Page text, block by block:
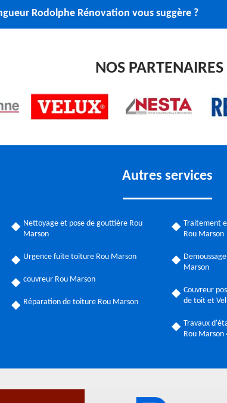
Rodolphe Rénovation vous suggère ?
NOS PARTENAIRES
Autres services
Nettoyage et pose de gouttière Rou
Marson
Urgence fuite toiture Rou Marson
couvreur Rou Marson
Réparation de toiture Rou Marson
Traitement
Rou Marson
Marson
Couvreur
de toit et
Travaux
Rou Marson